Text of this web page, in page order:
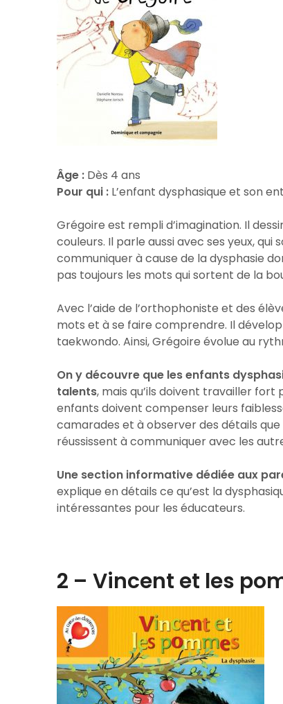
Âge : Dès 4 ans
Pour qui : L’enfant dysphasique et son
Grégoire est rempli d’imagination. Il
couleurs. Il parle aussi avec ses yeux,
communiquer à cause de la dysphasie
pas toujours les mots qui sortent de la
Avec l’aide de l’orthophoniste et des
mots et à se faire comprendre. Il
taekwondo. Ainsi, Grégoire évolue au
On y découvre que les enfants
talents, mais qu’ils doivent travailler
enfants doivent compenser leurs
camarades et à observer des détails
réussissent à communiquer avec les
Une section informative dédiée aux
explique en détails ce qu’est la
intéressantes pour les éducateurs.
2 – Vincent et les